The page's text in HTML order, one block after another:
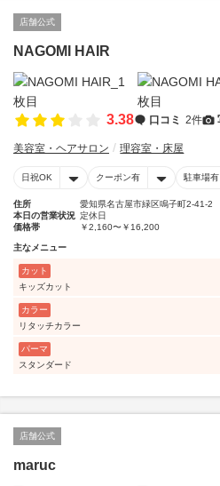
店舗公式
NAGOMI HAIR
3.38 口コミ 2件
美容室・ヘアサロン 理容室・床屋
日祝OK クーポン有 駐車場有
住所
愛知県名古屋市緑区鳴子町2-41-2
本日の営業状況 定休日
価格帯
￥2,160〜￥16,200
主なメニュー
カット
キッズカット
カラー
リタッチカラー
パーマ
スタンダード
店舗公式
maruc